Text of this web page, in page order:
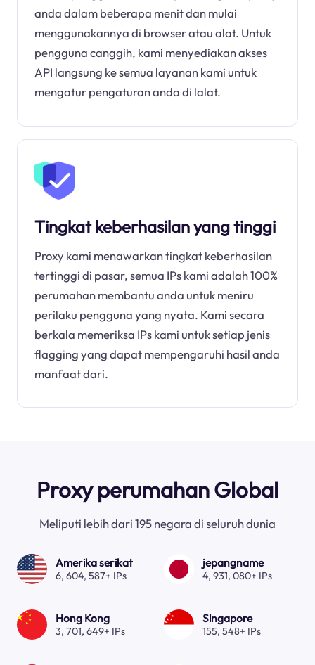
anda dalam beberapa menit dan mulai
menggunakannya di browser atau alat. Untuk
pengguna canggih, kami menyediakan akses
API langsung ke semua layanan kami untuk
mengatur pengaturan anda di lalat.
Tingkat keberhasilan yang tinggi
Proxy kami menawarkan tingkat keberhasilan
tertinggi di pasar, semua IPs kami adalah 100%
perumahan membantu anda untuk meniru
perilaku pengguna yang nyata. Kami secara
berkala memeriksa IPs kami untuk setiap jenis
flagging yang dapat mempengaruhi hasil anda
manfaat dari.
Proxy perumahan Global
Meliputi lebih dari 195 negara di seluruh dunia
Amerika serikat
6, 604, 587+ IPs
jepangname
4, 931, 080+ IPs
Hong Kong
3, 701, 649+ IPs
Singapore
155, 548+ IPs